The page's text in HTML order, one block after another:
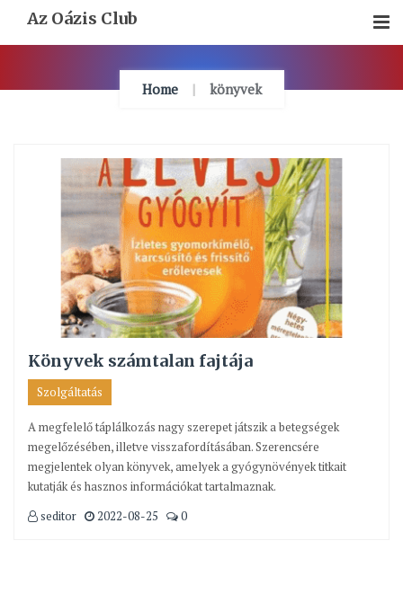
Content
Az Oázis Club
Home könyvek
Könyvek számtalan fajtája
Szolgáltatás
A megfelelő táplálkozás nagy szerepet játszik a betegségek
megelőzésében, illetve visszafordításában. Szerencsére
megjelentek olyan könyvek, amelyek a gyógynövények titkait
kutatják és hasznos információkat tartalmaznak.
seditor
2022-08-25 0